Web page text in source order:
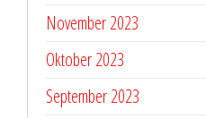
November 2023
Oktober 2023
September 2023